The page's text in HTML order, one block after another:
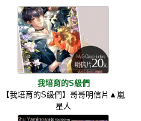
我培育的S級們
【我培育的S級們】哥哥明信片▲嵐
星人